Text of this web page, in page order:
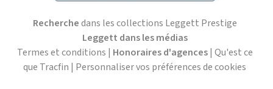
Recherchedans les collections Leggett Prestige
Leggett dans les médias
Termes et conditions | Honoraires d'agences| Qu'est ce
que Tracfin | Personnaliser vos préférences de cookies